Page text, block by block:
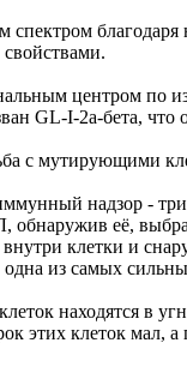
спектром
центром по
GL-I-2a-бета, что
с мутирующими
надзор -
обнаружив её,
клетки и
из самых
находятся в
этих клеток мал,